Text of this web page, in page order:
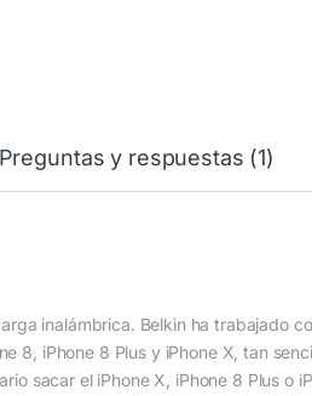
Preguntas y respuestas (1)
inalámbrica. Belkin ha trabajado
8, iPhone 8 Plus y iPhone X, tan
sacar el iPhone X, iPhone 8 Plus o